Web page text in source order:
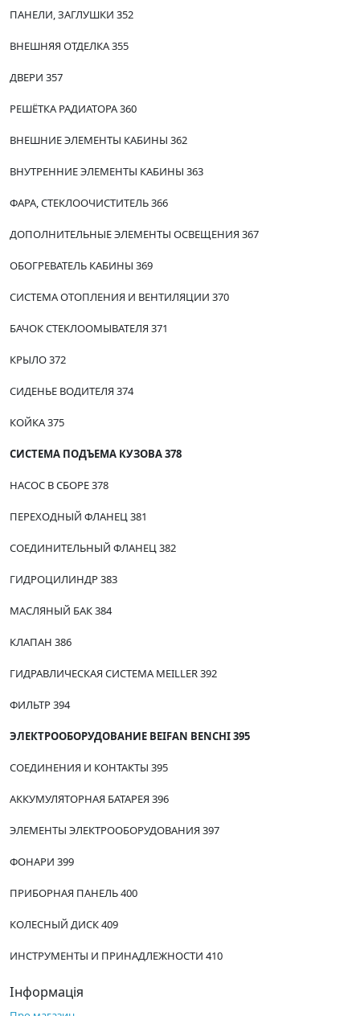
ПАНЕЛИ, ЗАГЛУШКИ 352
ВНЕШНЯЯ ОТДЕЛКА 355
ДВЕРИ 357
РЕШЁТКА РАДИАТОРА 360
ВНЕШНИЕ ЭЛЕМЕНТЫ КАБИНЫ 362
ВНУТРЕННИЕ ЭЛЕМЕНТЫ КАБИНЫ 363
ФАРА, СТЕКЛООЧИСТИТЕЛЬ 366
ДОПОЛНИТЕЛЬНЫЕ ЭЛЕМЕНТЫ ОСВЕЩЕНИЯ 367
ОБОГРЕВАТЕЛЬ КАБИНЫ 369
СИСТЕМА ОТОПЛЕНИЯ И ВЕНТИЛЯЦИИ 370
БАЧОК СТЕКЛООМЫВАТЕЛЯ 371
КРЫЛО 372
СИДЕНЬЕ ВОДИТЕЛЯ 374
КОЙКА 375
СИСТЕМА ПОДЪЕМА КУЗОВА 378
НАСОС В СБОРЕ 378
ПЕРЕХОДНЫЙ ФЛАНЕЦ 381
СОЕДИНИТЕЛЬНЫЙ ФЛАНЕЦ 382
ГИДРОЦИЛИНДР 383
МАСЛЯНЫЙ БАК 384
КЛАПАН 386
ГИДРАВЛИЧЕСКАЯ СИСТЕМА MEILLER 392
ФИЛЬТР 394
ЭЛЕКТРООБОРУДОВАНИЕ BEIFAN BENCHI 395
СОЕДИНЕНИЯ И КОНТАКТЫ 395
АККУМУЛЯТОРНАЯ БАТАРЕЯ 396
ЭЛЕМЕНТЫ ЭЛЕКТРООБОРУДОВАНИЯ 397
ФОНАРИ 399
ПРИБОРНАЯ ПАНЕЛЬ 400
КОЛЕСНЫЙ ДИСК 409
ИНСТРУМЕНТЫ И ПРИНАДЛЕЖНОСТИ 410
Інформація